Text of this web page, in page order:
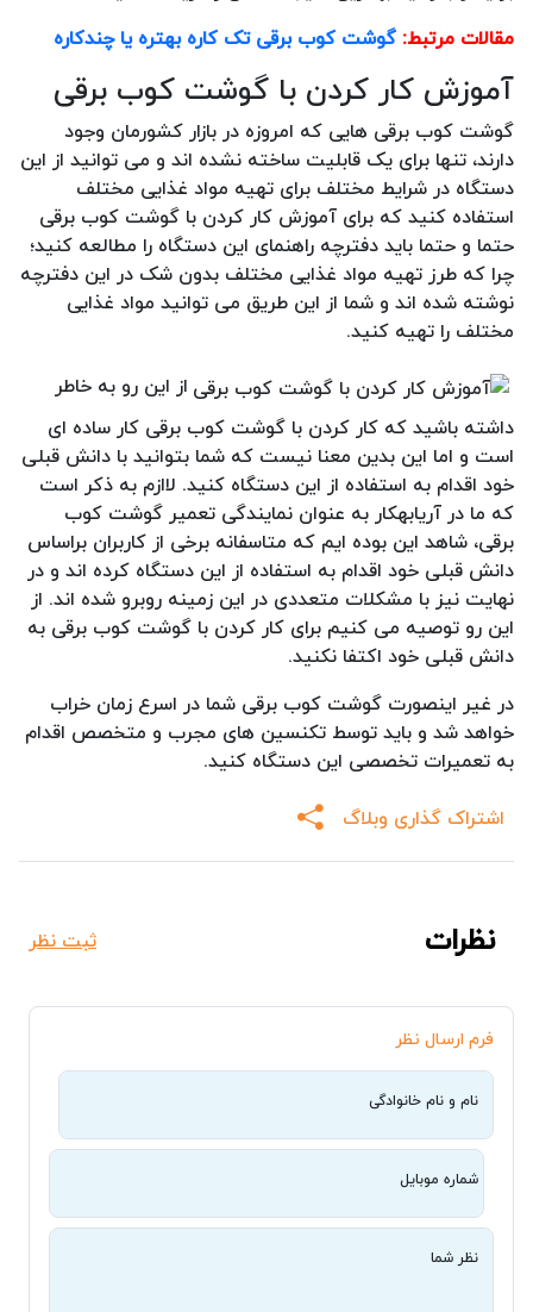
مقالات مرتبط: گوشت کوب برقی تک کاره بهتره یا چندکاره
آموزش کار کردن با گوشت کوب برقی
گوشت کوب برقی هایی که امروزه در بازار کشورمان وجود
دارند، تنها برای یک قابلیت ساخته نشده اند و می توانید از این
دستگاه در شرایط مختلف برای تهیه مواد غذایی مختلف
استفاده کنید که برای آموزش کار کردن با گوشت کوب برقی
حتما و حتما باید دفترچه راهنمای این دستگاه را مطالعه کنید؛
چرا که طرز تهیه مواد غذایی مختلف بدون شک در این دفترچه
نوشته شده اند و شما از این طریق می توانید مواد غذایی
مختلف را تهیه کنید.
از این رو به خاطر
داشته باشید که کار کردن با گوشت کوب برقی کار ساده ای
است و اما این بدین معنا نیست که شما بتوانید با دانش قبلی
خود اقدام به استفاده از این دستگاه کنید. لاازم به ذکر است
که ما در آریابهکار به عنوان نمایندگی تعمیر گوشت کوب
برقی، شاهد این بوده ایم که متاسفانه برخی از کاربران براساس
دانش قبلی خود اقدام به استفاده از این دستگاه کرده اند و در
نهایت نیز با مشکلات متعددی در این زمینه روبرو شده اند. از
این رو توصیه می کنیم برای کار کردن با گوشت کوب برقی به
دانش قبلی خود اکتفا نکنید.
در غیر اینصورت گوشت کوب برقی شما در اسرع زمان خراب
خواهد شد و باید توسط تکنسین های مجرب و متخصص اقدام
به تعمیرات تخصصی این دستگاه کنید.
اشتراک گذاری وبلاگ
نظرات ثبت نظر
فرم ارسال نظر
نام و نام خانوادگی
شماره موبایل
نظر شما